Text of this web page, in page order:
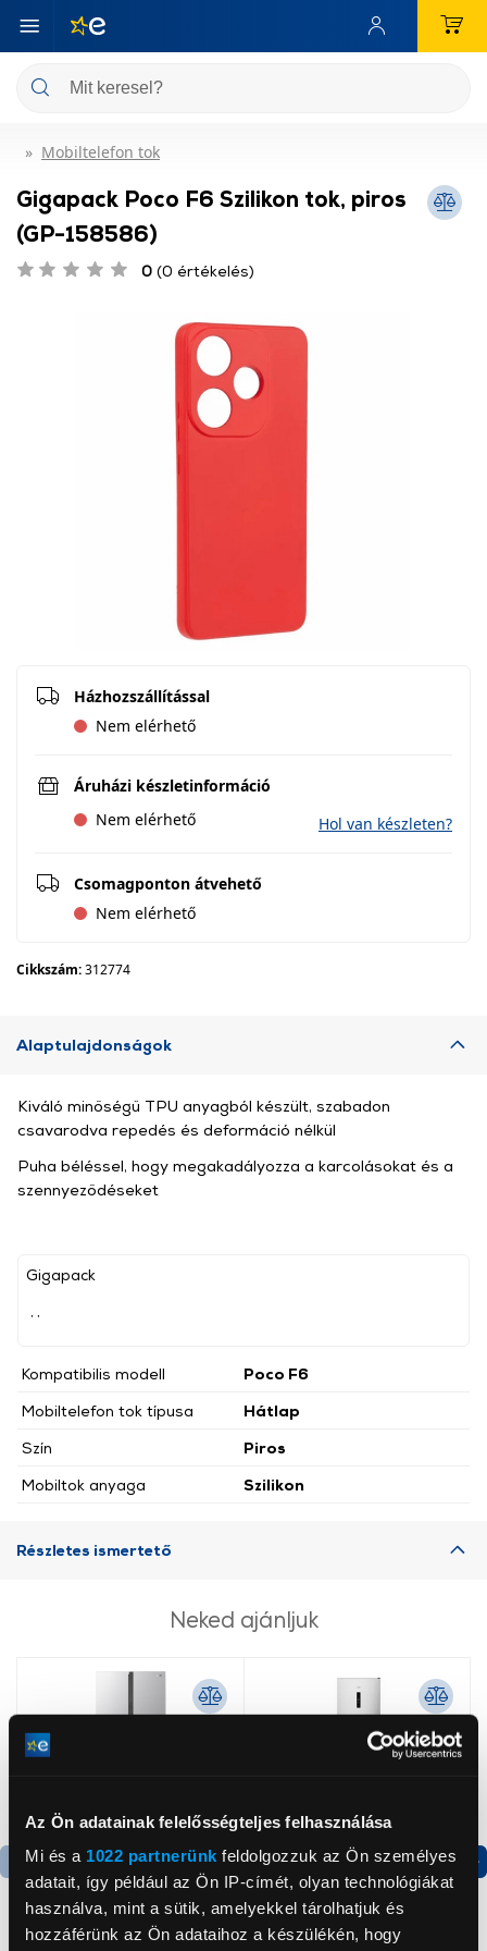
Az Ön adatainak felelősségteljes felhasználása
Mi és a 1022 partnerünk feldolgozzuk az Ön személyes
adatait, így például az Ön IP-címét, olyan technológiákat
használva, mint a sütik, amelyekkel tárolhatjuk és
hozzáférünk az Ön adataihoz a készülékén, hogy
Mobiltelefon tok
Gigapack Poco F6 Szilikon tok, piros
(GP-158586)
0 (0 értékelés)
Házhozszállítással
Nem elérhető
Áruházi készletinformáció
Nem elérhető
Hol van készleten?
Csomagponton átvehető
Nem elérhető
Cikkszám:312774
Alaptulajdonságok
Gigapack
Kompatibilis modell
Poco F6
Mobiltelefon tok típusa
Hátlap
Szín
Piros
Mobiltok anyaga
Szilikon
Kiváló minőségű TPU anyagból készült, szabadon
csavarodva repedés és deformáció nélkül
Puha béléssel, hogy megakadályozza a karcolásokat és a
szennyeződéseket
Részletes ismertető
Neked ajánljuk
Termék adatlap Termék adatlap